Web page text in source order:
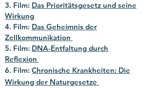
3. Film: Das Prioritätsgesetz und seine
Wirkung
4. Film: Das Geheimnis der
Zellkommunikation
5. Film: DNA-Entfaltung durch
Reflexion
6. Film: Chronische Krankheiten: Die
Wirkung der Naturgesetze